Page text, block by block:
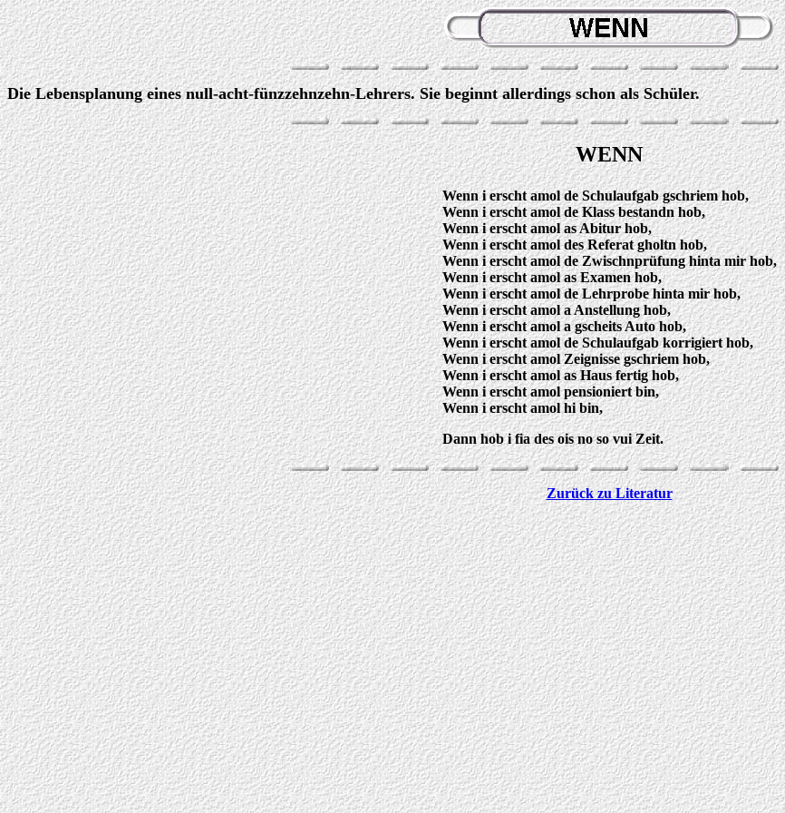
Die Lebensplanung eines null-acht-fünzzehnzehn-Lehrers. Sie beginnt allerdings schon als Schüler.
WENN
Wenn i erscht amol de Schulaufgab gschriem hob,
Wenn i erscht amol de Klass bestandn hob,
Wenn i erscht amol as Abitur hob,
Wenn i erscht amol des Referat gholtn hob,
Wenn i erscht amol de Zwischnprüfung hinta mir hob,
Wenn i erscht amol as Examen hob,
Wenn i erscht amol de Lehrprobe hinta mir hob,
Wenn i erscht amol a Anstellung hob,
Wenn i erscht amol a gscheits Auto hob,
Wenn i erscht amol de Schulaufgab korrigiert hob,
Wenn i erscht amol Zeignisse gschriem hob,
Wenn i erscht amol as Haus fertig hob,
Wenn i erscht amol pensioniert bin,
Wenn i erscht amol hi bin,
Dann hob i fia des ois no so vui Zeit.
Zurück zu Literatur